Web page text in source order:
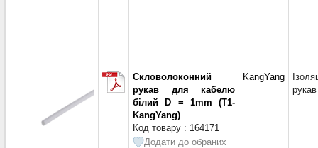
Під
Під
Під
Різьба
Різьба
Скловолоконний
рукав для кабелю
білий D = 1mm (T1-
KangYang)
Код товару : 164171
Додати до обраних
KangYang
рукав